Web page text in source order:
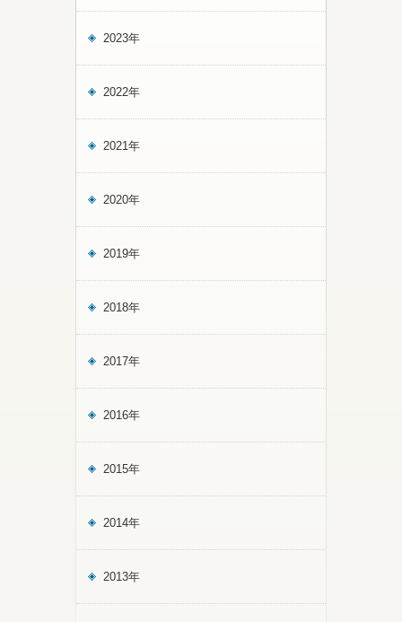
2023年
2022年
2021年
2020年
2019年
2018年
2017年
2016年
2015年
2014年
2013年